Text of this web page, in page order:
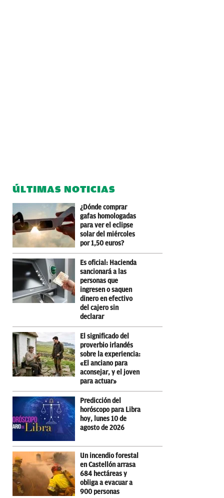
ÚLTIMAS NOTICIAS
¿Dónde comprar
gafas homologadas
para ver el eclipse
solar del miércoles
por 1,50 euros?
Es oficial: Hacienda
sancionará a las
personas que
ingresen o saquen
dinero en efectivo
del cajero sin
declarar
El significado del
proverbio irlandés
sobre la experiencia:
«El anciano para
aconsejar, y el joven
para actuar»
Predicción del
horóscopo para Libra
hoy, lunes 10 de
agosto de 2026
Un incendio forestal
en Castellón arrasa
684 hectáreas y
obliga a evacuar a
900 personas